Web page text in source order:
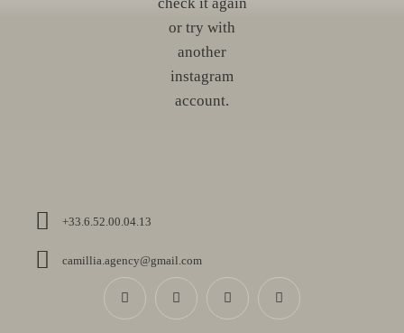
or try with
another
instagram
account.
+33.6.52.00.04.13
camillia.agency@gmail.com